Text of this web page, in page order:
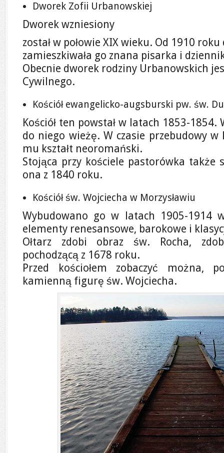
Dworek Zofii Urbanowskiej
Dworek wzniesiony
został w połowie XIX wieku. Od 1910
zamieszkiwała go znana pisarka i
Obecnie dworek rodziny Urbanowskich
Cywilnego.
Kościół ewangelicko-augsburski pw. św.
Kościół ten powstał w latach 1853-
do niego wieżę. W czasie przebudowy
mu kształt neoromański.
Stojąca przy kościele pastorówka także
ona z 1840 roku.
Kościół św. Wojciecha w Morzysławiu
Wybudowano go w latach 1905-1914
elementy renesansowe, barokowe i
Ołtarz zdobi obraz św. Rocha,
pochodzącą z 1678 roku.
Przed kościołem zobaczyć można,
kamienną figurę św. Wojciecha.